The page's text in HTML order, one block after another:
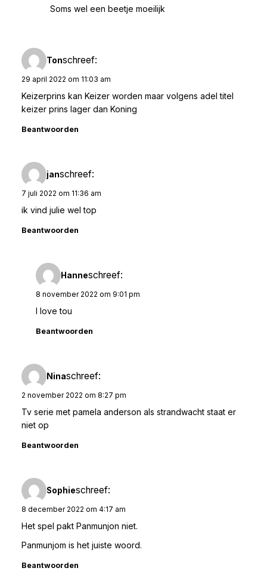
Soms wel een beetje moeilijk
Tonschreef:
29 april 2022 om 11:03 am
Keizerprins kan Keizer worden maar volgens adel titel
keizer prins lager dan Koning
Beantwoorden
janschreef:
7 juli 2022 om 11:36 am
ik vind julie wel top
Beantwoorden
Hanneschreef:
8 november 2022 om 9:01 pm
I love tou
Beantwoorden
Ninaschreef:
2 november 2022 om 8:27 pm
Tv serie met pamela anderson als strandwacht staat er
niet op
Beantwoorden
Sophieschreef:
8 december 2022 om 4:17 am
Het spel pakt Panmunjon niet.
Panmunjom is het juiste woord.
Beantwoorden